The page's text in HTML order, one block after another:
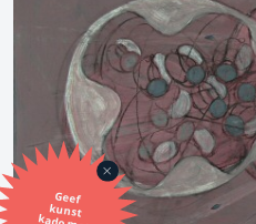
Geef
kunst
kado met
de SBK